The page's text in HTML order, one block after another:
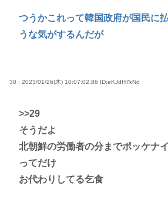
つうかこれって韓国政府が国民に
うな気がするんだが
30 : 2023/01/26(木) 10:07:02.86 ID:eKJdH7kNd
>>29
そうだよ
北朝鮮の労働者の分までポッケナ
ってだけ
お代わりしてる乞食